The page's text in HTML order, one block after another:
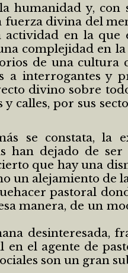
humanidad y,
divina del
en la que
complejidad en
de una cultura
a interrogantes y
divino sobre
calles, por sus
se constata, la
han dejado de
que hay una
un alejamiento de
pastoral
manera, de un
desinteresada,
en el agente de
son un gran